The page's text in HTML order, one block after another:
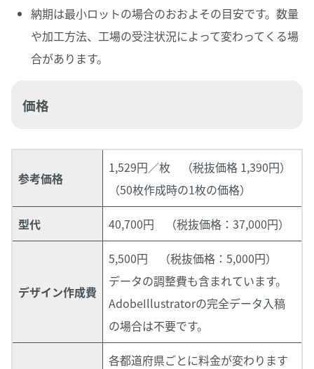
納期は最小ロットの場合のおおよその目安です。数量
や加工方法、工場の受注状況によって変わってくる場
合があります。
価格
参考価格
1,529円／枚 （税抜価格 1,390円）
（50枚作成時の1枚の価格）
型代 40,700円 （税抜価格：37,000円）
デザイン作成費
5,500円 （税抜価格：5,000円）
データの調整費も含まれています。
AdobeIllustratorの完全データ入稿
の場合は不要です。
各都道府県ごとに料金が変わります